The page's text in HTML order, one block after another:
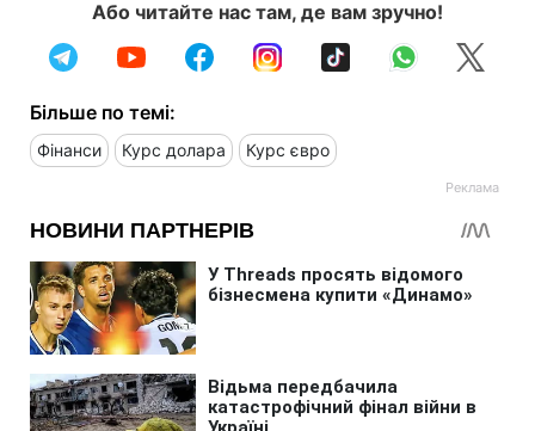
Або читайте нас там, де вам зручно!
Більше по темі:
Фінанси Курс долара Курс євро